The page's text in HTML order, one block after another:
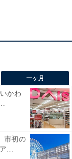
一ヶ月
かわ
市初の
...